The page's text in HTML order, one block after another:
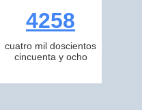
4258
cuatro mil doscientos
cincuenta y ocho